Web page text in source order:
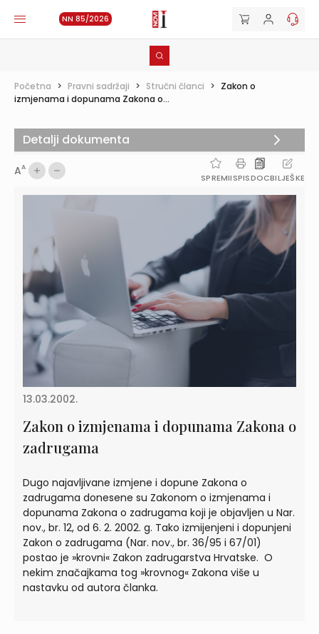
NN 85/2026
Početna > Pravni sadržaji > Stručni članci > Zakon o
izmjenama i dopunama Zakona o...
AA
SPREMIISPISDOCBILJEŠKE
13.03.2002.
Zakon o izmjenama i dopunama Zakona o
zadrugama
Dugo najavljivane izmjene i dopune Zakona o
zadrugama donesene su Zakonom o izmjenama i
dopunama Zakona o zadrugama koji je objavljen u Nar.
nov., br. 12, od 6. 2. 2002. g. Tako izmijenjeni i dopunjeni
Zakon o zadrugama (Nar. nov., br. 36/95 i 67/01)
postao je »krovni« Zakon zadrugarstva Hrvatske. O
nekim značajkama tog »krovnog« Zakona više u
nastavku od autora članka.
Detalji dokumenta